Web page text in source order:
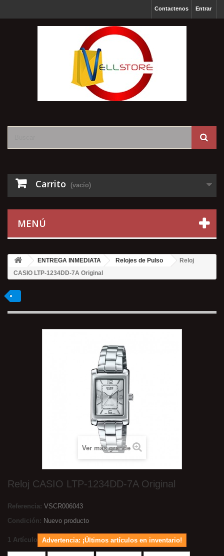
Entrar
Contactenos
Carrito (vacío)
MENÚ
ENTREGA INMEDIATA Relojes de Pulso
Reloj
CASIO LTP-1234DD-7A Original
Ver más grande
Reloj CASIO LTP-1234DD-7A Original
Referencia: VSCR006043
Condición: Nuevo producto
1 Artículo Advertencia: ¡Últimos artículos en inventario!